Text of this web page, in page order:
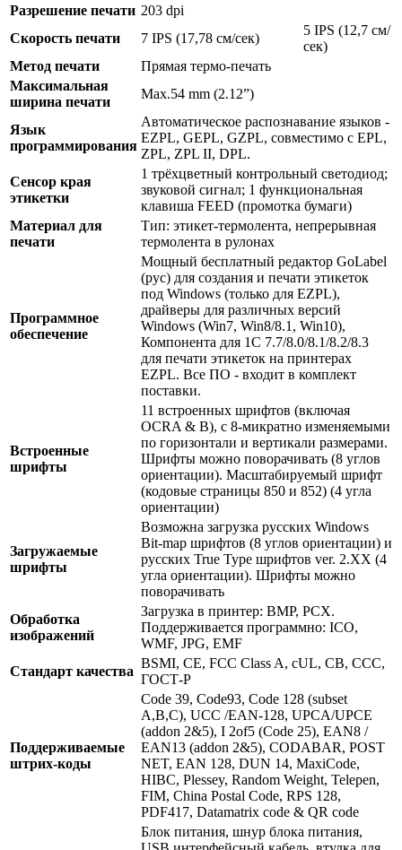
Разрешение печати 203 dpi
Скорость печати
7 IPS (17,78 см/сек)
5 IPS (12,7 см/
сек)
Метод печати
Прямая термо-печать
Максимальная
ширина печати
Max.54 mm (2.12”)
Язык
программирования
Автоматическое распознавание языков -
EZPL, GEPL, GZPL, совместимо с EPL,
ZPL, ZPL II, DPL.
Сенсор края
этикетки
1 трёхцветный контрольный светодиод;
звуковой сигнал; 1 функциональная
клавиша FEED (промотка бумаги)
Материал для
печати
Тип: этикет-термолента, непрерывная
термолента в рулонах
Программное
обеспечение
Мощный бесплатный редактор GoLabel
(рус) для создания и печати этикеток
под Windows (только для EZPL),
драйверы для различных версий
Windows (Win7, Win8/8.1, Win10),
Компонента для 1С 7.7/8.0/8.1/8.2/8.3
для печати этикеток на принтерах
EZPL. Все ПО - входит в комплект
поставки.
Встроенные
шрифты
11 встроенных шрифтов (включая
OCRA & B), с 8-микратно изменяемыми
по горизонтали и вертикали размерами.
Шрифты можно поворачивать (8 углов
ориентации). Масштабируемый шрифт
(кодовые страницы 850 и 852) (4 угла
ориентации)
Загружаемые
шрифты
Возможна загрузка русских Windows
Bit-map шрифтов (8 углов ориентации) и
русских True Type шрифтов ver. 2.XX (4
угла ориентации). Шрифты можно
поворачивать
Обработка
изображений
Загрузка в принтер: BMP, PCX.
Поддерживается программно: ICO,
WMF, JPG, EMF
Стандарт качества
BSMI, CE, FCC Class A, cUL, СВ, CCC,
ГОСТ-Р
Поддерживаемые
штрих-коды
Code 39, Code93, Code 128 (subset
A,B,C), UCC /EAN-128, UPCA/UPCE
(addon 2&5), I 2of5 (Code 25), EAN8 /
EAN13 (addon 2&5), CODABAR, POST
NET, EAN 128, DUN 14, MaxiCode,
HIBC, Plessey, Random Weight, Telepen,
FIM, China Postal Code, RPS 128,
PDF417, Datamatrix code & QR code
Блок питания, шнур блока питания,